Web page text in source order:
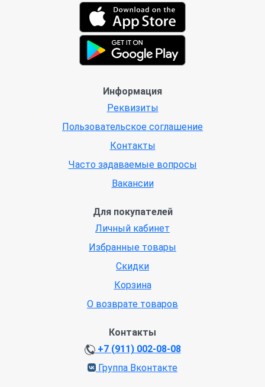
Информация
Реквизиты
Пользовательское соглашение
Контакты
Часто задаваемые вопросы
Вакансии
Для покупателей
Личный кабинет
Избранные товары
Скидки
Корзина
О возврате товаров
Контакты
+7 (911) 002-08-08
Группа Вконтакте